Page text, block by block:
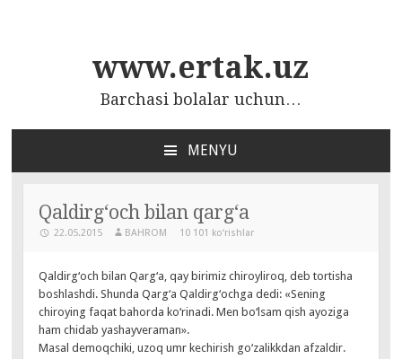
www.ertak.uz
Barchasi bolalar uchun…
MENYU
СОДЕРЖАНИЮ
Qaldirg‘och bilan qarg‘a
22.05.2015 BAHROM 10 101 ko‘rishlar
Qaldirg‘och bilan Qarg‘a, qay birimiz chiroyliroq, deb tortisha
boshlashdi. Shunda Qarg‘a Qaldirg‘ochga dedi: «Sening
chiroying faqat bahorda ko‘rinadi. Men bo‘lsam qish ayoziga
ham chidab yashayveraman».
Masal demoqchiki, uzoq umr kechirish go‘zalikkdan afzaldir.